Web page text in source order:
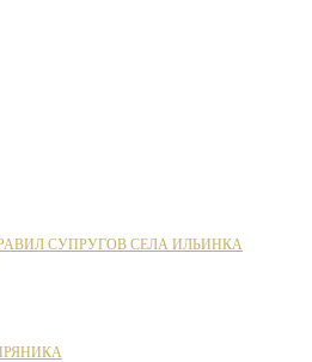
СУПРУГОВ СЕЛА ИЛЬИНКА